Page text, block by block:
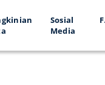
Sosial
Media